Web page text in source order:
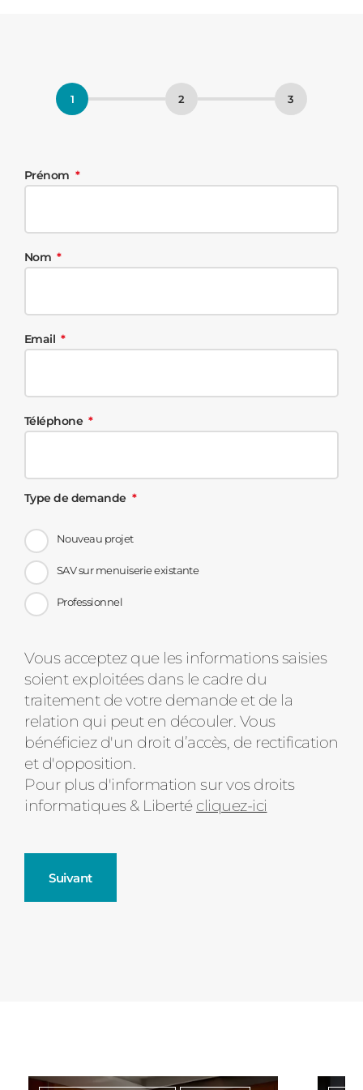
Prénom
Nom
Email
Téléphone
Type de demande
Nouveau projet
SAV sur menuiserie existante
Professionnel
Message
d'état
Vous acceptez que les informations saisies
soient exploitées dans le cadre du
traitement de votre demande et de la
relation qui peut en découler. Vous
bénéficiez d'un droit d’accès, de rectification
et d'opposition.
Pour plus d'information sur vos droits
informatiques & Liberté cliquez-ici
Suivant